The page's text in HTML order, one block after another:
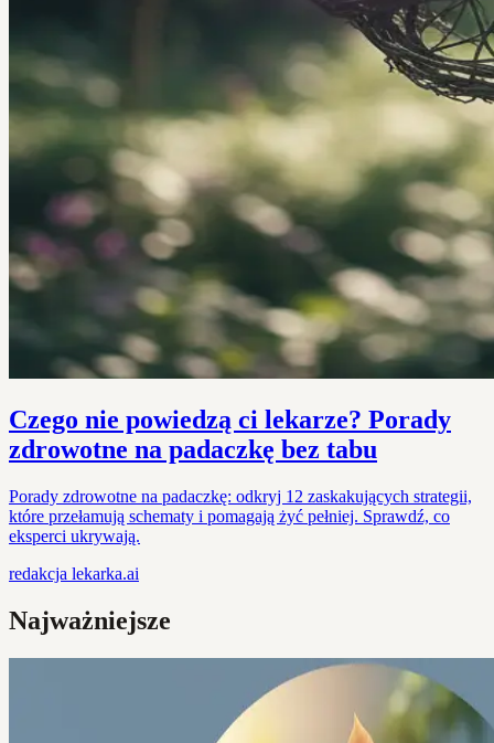
Czego nie powiedzą ci lekarze? Porady
zdrowotne na padaczkę bez tabu
Porady zdrowotne na padaczkę: odkryj 12 zaskakujących strategii,
które przełamują schematy i pomagają żyć pełniej. Sprawdź, co
eksperci ukrywają.
redakcja lekarka.ai
Najważniejsze